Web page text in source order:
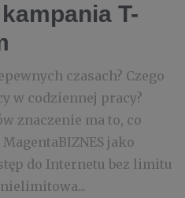
T-
czasach? Czego
w codziennej pracy?
znaczenie ma to, co
jako
do Internetu bez limitu